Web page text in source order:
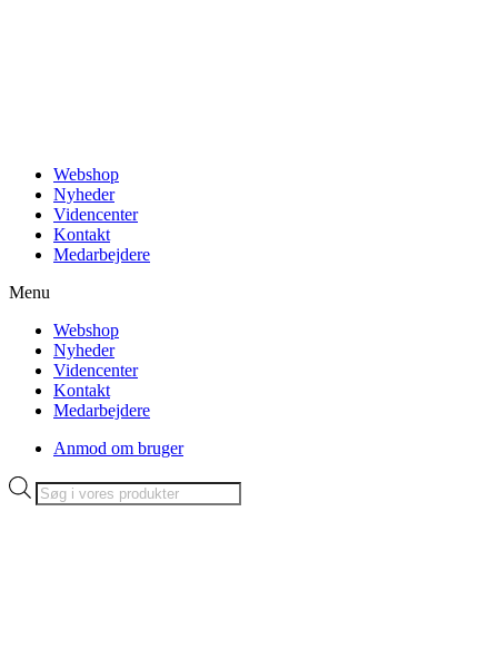
Webshop
Nyheder
Videncenter
Kontakt
Medarbejdere
Menu
Webshop
Nyheder
Videncenter
Kontakt
Medarbejdere
Anmod om bruger
Products
search